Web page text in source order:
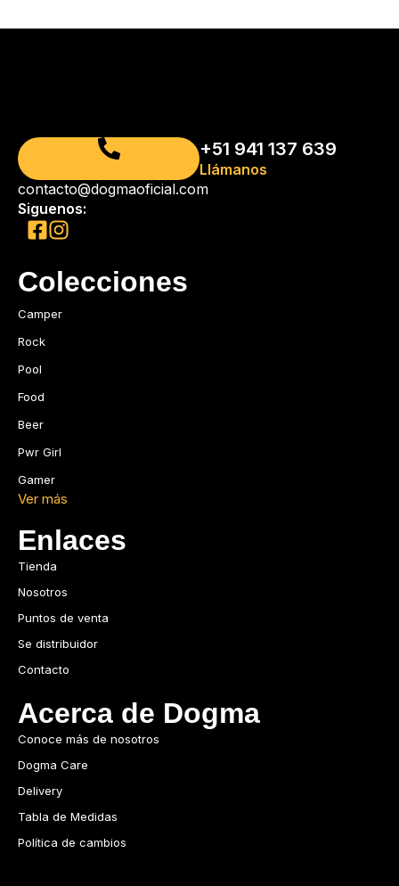
+51 941 137 639
Llámanos
contacto@dogmaoficial.com
Siguenos:
Colecciones
Camper
Rock
Pool
Food
Beer
Pwr Girl
Gamer
Ver más
Enlaces
Tienda
Nosotros
Puntos de venta
Se distribuidor
Contacto
Acerca de Dogma
Conoce más de nosotros
Dogma Care
Delivery
Tabla de Medidas
Política de cambios